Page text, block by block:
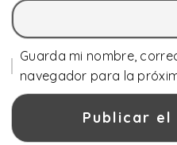
Guarda mi nombre,
navegador para la